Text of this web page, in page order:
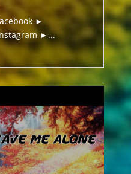
►
►...